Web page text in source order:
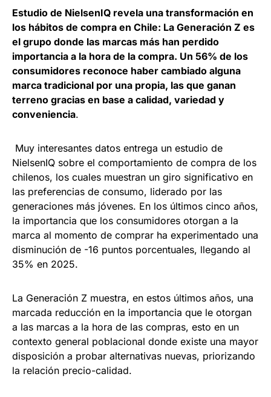
Estudio de NielsenIQ revela una transformación en
los hábitos de compra en Chile: La Generación Z es
el grupo donde las marcas más han perdido
importancia a la hora de la compra. Un 56% de los
consumidores reconoce haber cambiado alguna
marca tradicional por una propia, las que ganan
terreno gracias en base a calidad, variedad y
conveniencia.
Muy interesantes datos entrega un estudio de
NielsenIQ sobre el comportamiento de compra de los
chilenos, los cuales muestran un giro significativo en
las preferencias de consumo, liderado por las
generaciones más jóvenes. En los últimos cinco años,
la importancia que los consumidores otorgan a la
marca al momento de comprar ha experimentado una
disminución de -16 puntos porcentuales, llegando al
35% en 2025.
La Generación Z muestra, en estos últimos años, una
marcada reducción en la importancia que le otorgan
a las marcas a la hora de las compras, esto en un
contexto general poblacional donde existe una mayor
disposición a probar alternativas nuevas, priorizando
la relación precio-calidad.